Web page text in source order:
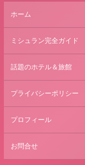
ホーム
ミシュラン完全ガイド
話題のホテル＆旅館
プライバシーポリシー
プロフィール
お問合せ